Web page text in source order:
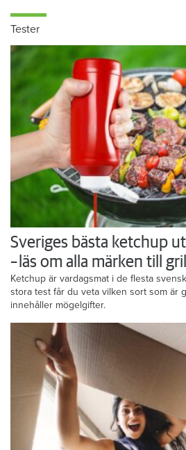
Tester
Sveriges bästa ketchup
– läs om alla märken till
Ketchup är vardagsmat i de flesta
stora test får du veta vilken sort som är
innehåller mögelgifter.